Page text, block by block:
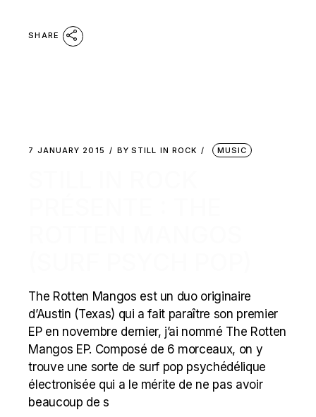
SHARE
7 JANUARY 2015 BY STILL IN ROCK MUSIC
The Rotten Mangos est un duo originaire
d’Austin (Texas) qui a fait paraître son premier
EP en novembre dernier, j’ai nommé The Rotten
Mangos EP. Composé de 6 morceaux, on y
trouve une sorte de surf pop psychédélique
électronisée qui a le mérite de ne pas avoir
beaucoup de s